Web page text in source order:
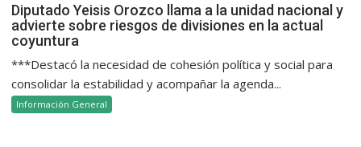
Diputado Yeisis Orozco llama a la unidad nacional y
advierte sobre riesgos de divisiones en la actual
coyuntura
***Destacó la necesidad de cohesión política y social para
consolidar la estabilidad y acompañar la agenda...
Información General